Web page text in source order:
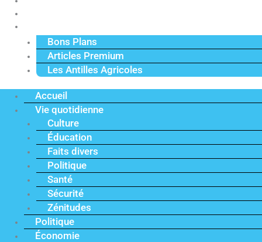
Bons Plans
Articles Premium
Les Antilles Agricoles
Accueil
Vie quotidienne
Culture
Éducation
Faits divers
Politique
Santé
Sécurité
Zénitudes
Politique
Économie